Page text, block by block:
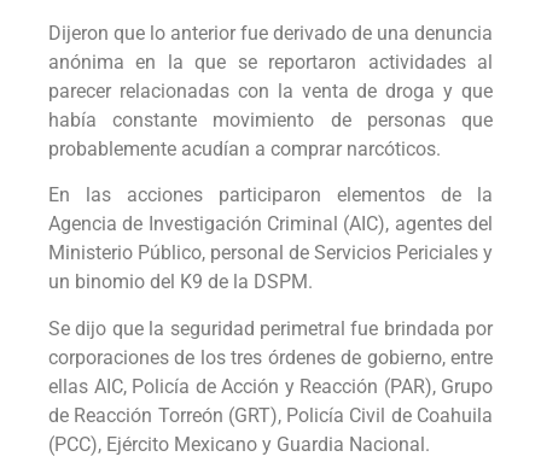
Dijeron que lo anterior fue derivado de una denuncia
anónima en la que se reportaron actividades al
parecer relacionadas con la venta de droga y que
había constante movimiento de personas que
probablemente acudían a comprar narcóticos.
En las acciones participaron elementos de la
Agencia de Investigación Criminal (AIC), agentes del
Ministerio Público, personal de Servicios Periciales y
un binomio del K9 de la DSPM.
Se dijo que la seguridad perimetral fue brindada por
corporaciones de los tres órdenes de gobierno, entre
ellas AIC, Policía de Acción y Reacción (PAR), Grupo
de Reacción Torreón (GRT), Policía Civil de Coahuila
(PCC), Ejército Mexicano y Guardia Nacional.